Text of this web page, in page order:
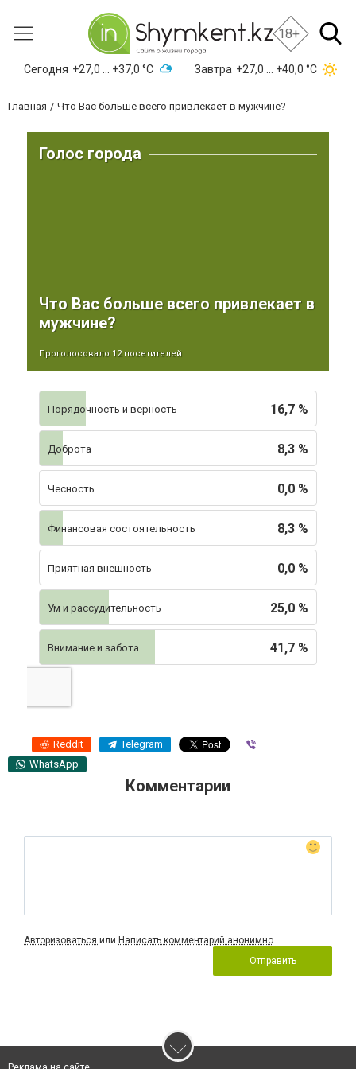
18+
Сегодня +27,0 ... +37,0 °С Завтра +27,0 ... +40,0 °С
Главная Что Вас больше всего привлекает в мужчине?
Голос города
Что Вас больше всего привлекает в
мужчине?
Проголосовало 12 посетителей
16,7 %
Порядочность и верность
8,3 %
Доброта
0,0 %
Чесность
8,3 %
Финансовая состоятельность
0,0 %
Приятная внешность
25,0 %
Ум и рассудительность
41,7 %
Внимание и забота
Reddit Telegram
WhatsApp
Комментарии
Авторизоваться или Написать комментарий анонимно
Отправить